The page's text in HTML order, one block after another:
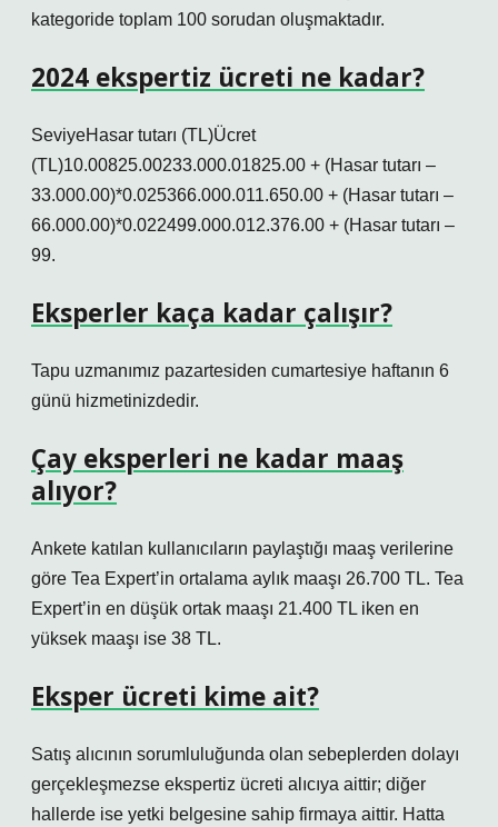
kategoride toplam 100 sorudan oluşmaktadır.
2024 ekspertiz ücreti ne kadar?
SeviyeHasar tutarı (TL)Ücret
(TL)10.00825.00233.000.01825.00 + (Hasar tutarı –
33.000.00)*0.025366.000.011.650.00 + (Hasar tutarı –
66.000.00)*0.022499.000.012.376.00 + (Hasar tutarı –
99.
Eksperler kaça kadar çalışır?
Tapu uzmanımız pazartesiden cumartesiye haftanın 6
günü hizmetinizdedir.
Çay eksperleri ne kadar maaş
alıyor?
Ankete katılan kullanıcıların paylaştığı maaş verilerine
göre Tea Expert’in ortalama aylık maaşı 26.700 TL. Tea
Expert’in en düşük ortak maaşı 21.400 TL iken en
yüksek maaşı ise 38 TL.
Eksper ücreti kime ait?
Satış alıcının sorumluluğunda olan sebeplerden dolayı
gerçekleşmezse ekspertiz ücreti alıcıya aittir; diğer
hallerde ise yetki belgesine sahip firmaya aittir. Hatta